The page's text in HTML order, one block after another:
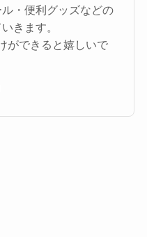
・便利グッズなどの
きます。
ができると嬉しいで